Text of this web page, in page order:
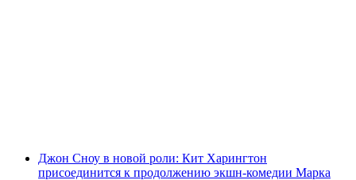
Джон Сноу в новой роли: Кит Харингтон
присоединится к продолжению экшн-комедии Марка